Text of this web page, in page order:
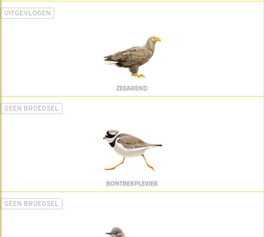
UITGEVLOGEN
ZEEAREND
GEEN BROEDSEL
BONTBEKPLEVIER
GEEN BROEDSEL